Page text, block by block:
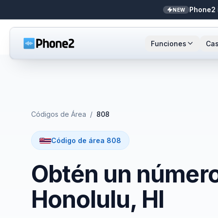
NEW
Funciones
Identificador de llamadas
Analíticas de llamadas
Bandeja unificada
Zapier NEW
Soporte y éxito
Códigos de Área / 808
Código de área 808
Obtén un
Honolulu, HI